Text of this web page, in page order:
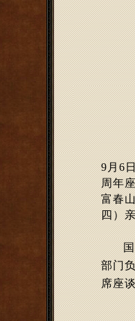
9月6
周年
富春
四）
部门
席座